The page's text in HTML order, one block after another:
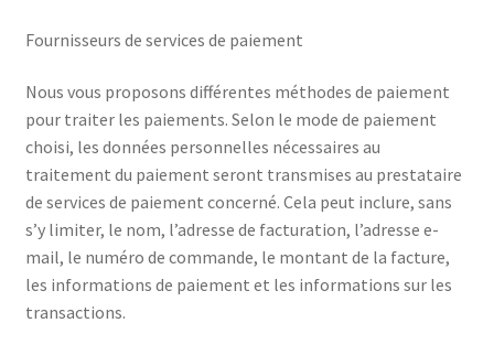
Fournisseurs de services de paiement
Nous vous proposons différentes méthodes de paiement
pour traiter les paiements. Selon le mode de paiement
choisi, les données personnelles nécessaires au
traitement du paiement seront transmises au prestataire
de services de paiement concerné. Cela peut inclure, sans
s’y limiter, le nom, l’adresse de facturation, l’adresse e-
mail, le numéro de commande, le montant de la facture,
les informations de paiement et les informations sur les
transactions.